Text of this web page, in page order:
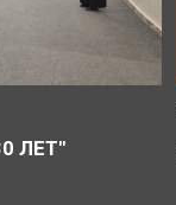
ЛЕТ"